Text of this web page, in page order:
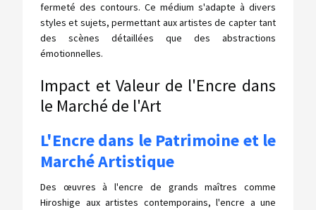
fermeté des contours. Ce médium s'adapte à divers
styles et sujets, permettant aux artistes de capter tant
des scènes détaillées que des abstractions
émotionnelles.
Impact et Valeur de l'Encre dans
le Marché de l'Art
L'Encre dans le Patrimoine et le
Marché Artistique
Des œuvres à l'encre de grands maîtres comme
Hiroshige aux artistes contemporains, l'encre a une